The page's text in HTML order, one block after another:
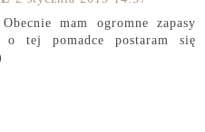
mam ogromne zapasy
tej pomadce postaram się